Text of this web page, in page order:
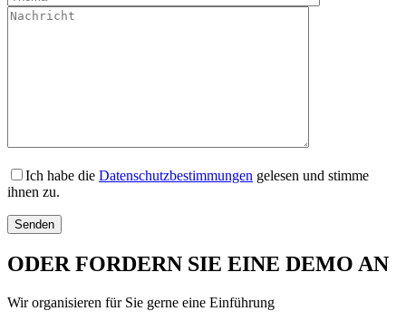
Ich habe die Datenschutzbestimmungen gelesen und stimme
ihnen zu.
ODER FORDERN SIE EINE DEMO AN
Wir organisieren für Sie gerne eine Einführung